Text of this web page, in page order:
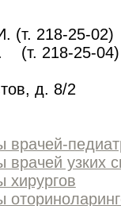
(т. 218-25-02)
(т. 218-25-04)
д. 8/2
врачей-
врачей узких
хирургов